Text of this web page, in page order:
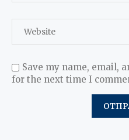
Save my name, email,
for the next time I